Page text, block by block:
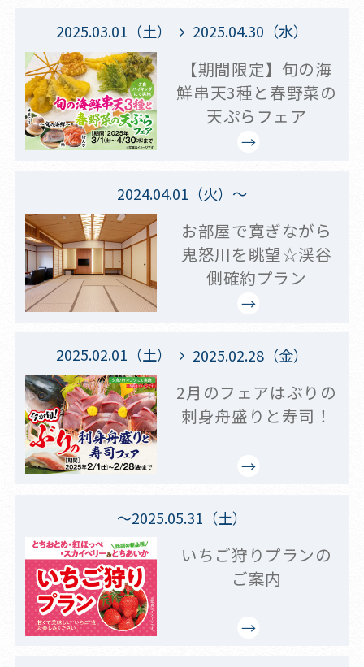
2025.03.01（土） 2025.04.30（水）
【期間限定】旬の海
鮮串天3種と春野菜の
天ぷらフェア
2024.04.01（火）～
お部屋で寛ぎながら
鬼怒川を眺望☆渓谷
側確約プラン
2025.02.01（土） 2025.02.28（金）
2月のフェアはぶりの
刺身舟盛りと寿司！
～2025.05.31（土）
いちご狩りプランの
ご案内